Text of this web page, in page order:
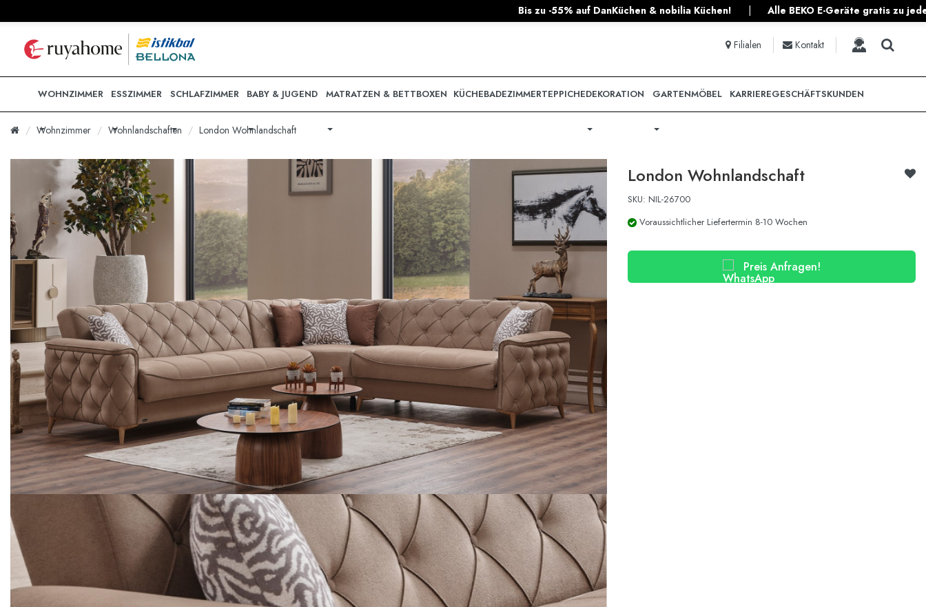
Bis zu -55% auf DanKüchen & nobilia Küchen! | Alle BEKO E-Geräte gratis zu jeder Planküche! | ruyahome: 7x in
Filialen Kontakt
WOHNZIMMER ESSZIMMER SCHLAFZIMMER BABY & JUGEND MATRATZEN & BETTBOXEN KÜCHEBADEZIMMERTEPPICHEDEKORATION GARTENMÖBEL KARRIEREGESCHÄFTSKUNDEN
Wohnzimmer Wohnlandschaften London Wohnlandschaft
London Wohnlandschaft
SKU: NIL-26700
Voraussichtlicher Liefertermin 8-10 Wochen
Preis Anfragen!